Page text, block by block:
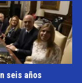
seis años